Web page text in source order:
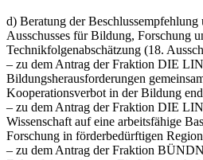
d) Beratung der Beschlussempfehlung
Ausschusses für Bildung, Forschung
Technikfolgenabschätzung (18.
– zu dem Antrag der Fraktion DIE
Bildungsherausforderungen
Kooperationsverbot in der Bildung
– zu dem Antrag der Fraktion DIE
Wissenschaft auf eine arbeitsfähige
Forschung in förderbedürftigen
– zu dem Antrag der Fraktion